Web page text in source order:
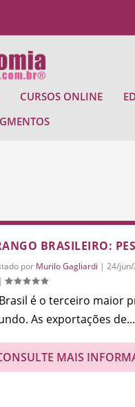
CURSOS ONLINE
BRASILEIRO:
por Murilo Gagliardi | 24/
|
é o terceiro maior
As exportações de...
MAIS